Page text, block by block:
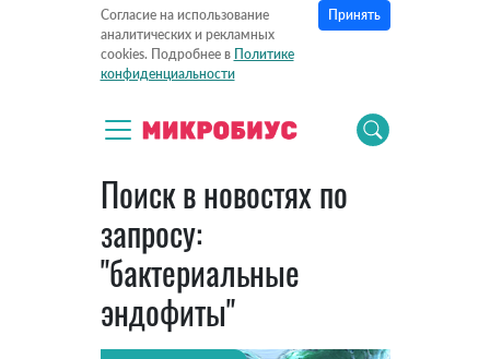
Согласие на использование
аналитических и рекламных
cookies. Подробнее в Политике
конфиденциальности
Принять
Поиск в новостях по
запросу:
"бактериальные
эндофиты"